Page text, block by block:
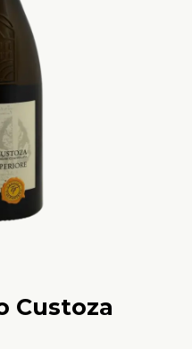
Custoza